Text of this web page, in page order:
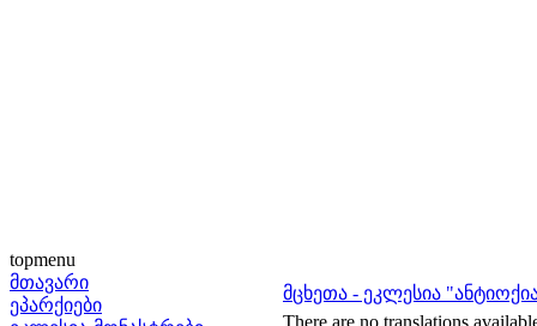
topmenu
მთავარი
ეპარქიები
მცხეთა - ეკლესია
There are no translations